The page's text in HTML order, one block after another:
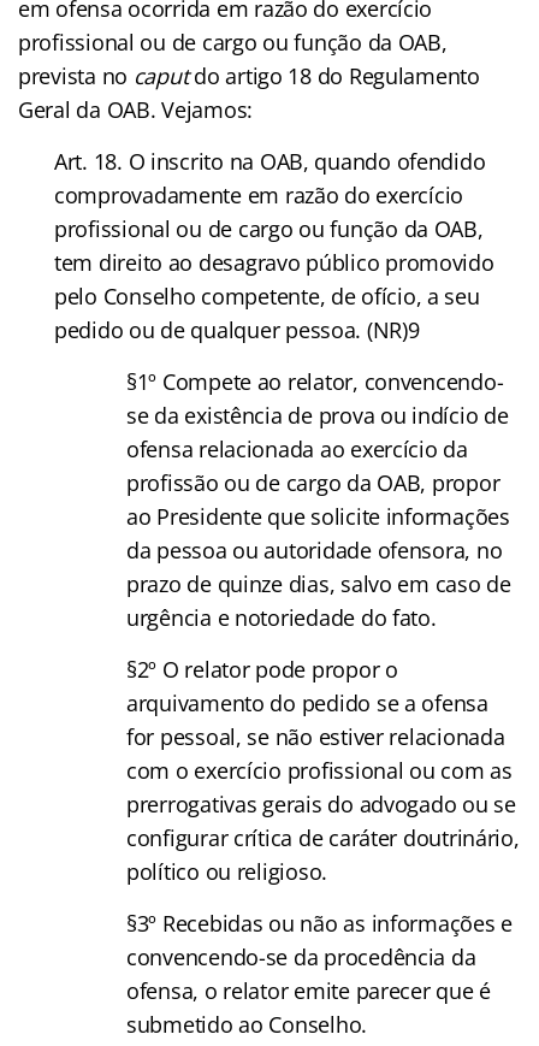
em ofensa ocorrida em razão do exercício
profissional ou de cargo ou função da OAB,
prevista no caputdo artigo 18 do Regulamento
Geral da OAB. Vejamos:
Art. 18. O inscrito na OAB, quando ofendido
comprovadamente em razão do exercício
profissional ou de cargo ou função da OAB,
tem direito ao desagravo público promovido
pelo Conselho competente, de ofício, a seu
pedido ou de qualquer pessoa. (NR)9
§1º Compete ao relator, convencendo-
se da existência de prova ou indício de
ofensa relacionada ao exercício da
profissão ou de cargo da OAB, propor
ao Presidente que solicite informações
da pessoa ou autoridade ofensora, no
prazo de quinze dias, salvo em caso de
urgência e notoriedade do fato.
§2º O relator pode propor o
arquivamento do pedido se a ofensa
for pessoal, se não estiver relacionada
com o exercício profissional ou com as
prerrogativas gerais do advogado ou se
configurar crítica de caráter doutrinário,
político ou religioso.
§3º Recebidas ou não as informações e
convencendo-se da procedência da
ofensa, o relator emite parecer que é
submetido ao Conselho.